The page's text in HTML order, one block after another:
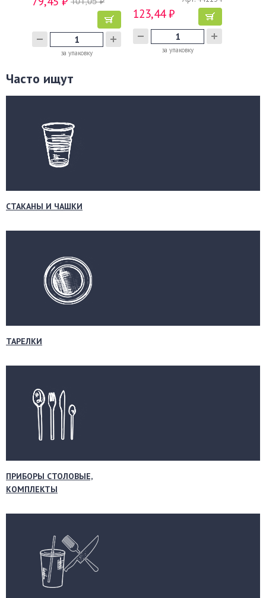
за упаковку
123,44 ₽
за упаковку
Часто ищут
СТАКАНЫ И ЧАШКИ
ТАРЕЛКИ
ПРИБОРЫ СТОЛОВЫЕ,
КОМПЛЕКТЫ